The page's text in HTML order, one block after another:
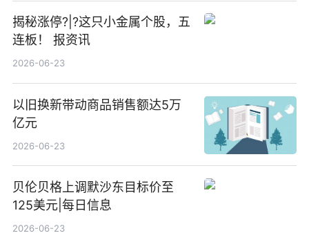
揭秘涨停?|?这只小金属个股，五
连板！ 报资讯
2026-06-23
以旧换新带动商品销售额达5万
亿元
2026-06-23
贝伦贝格上调默沙东目标价至
125美元|每日信息
2026-06-23